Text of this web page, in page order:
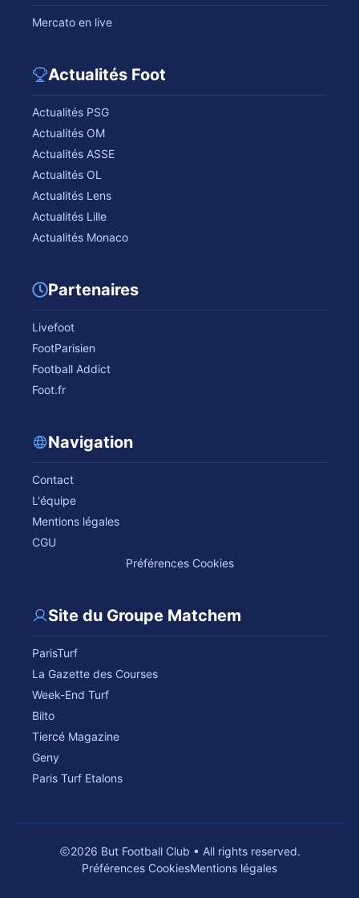
Mercato en live
Actualités Foot
Actualités PSG
Actualités OM
Actualités ASSE
Actualités OL
Actualités Lens
Actualités Lille
Actualités Monaco
Partenaires
Livefoot
FootParisien
Football Addict
Foot.fr
Navigation
Contact
L'équipe
Mentions légales
CGU
Préférences Cookies
Site du Groupe Matchem
ParisTurf
La Gazette des Courses
Week-End Turf
Bilto
Tiercé Magazine
Geny
Paris Turf Etalons
2026 But Football Club • All rights reserved.
Préférences CookiesMentions légales